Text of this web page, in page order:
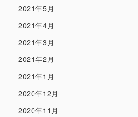
2021年5月
2021年4月
2021年3月
2021年2月
2021年1月
2020年12月
2020年11月